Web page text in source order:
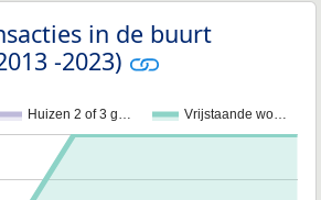
in de buurt
-2023)
Huizen 2 of 3 g… Vrijstaande wo…